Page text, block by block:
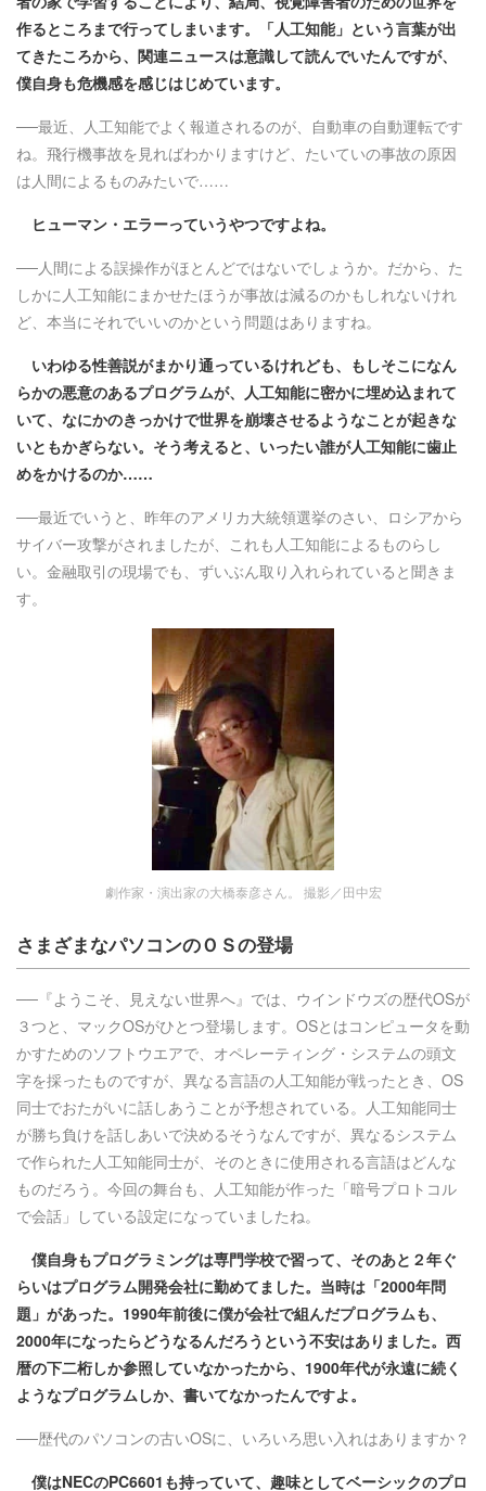
作るところまで行ってしまいます。「人工知能」という言葉が出
てきたころから、関連ニュースは意識して読んでいたんですが、
僕自身も危機感を感じはじめています。
──最近、人工知能でよく報道されるのが、自動車の自動運転です
ね。飛行機事故を見ればわかりますけど、たいていの事故の原因
は人間によるものみたいで……
ヒューマン・エラーっていうやつですよね。
──人間による誤操作がほとんどではないでしょうか。だから、た
しかに人工知能にまかせたほうが事故は減るのかもしれないけれ
ど、本当にそれでいいのかという問題はありますね。
いわゆる性善説がまかり通っているけれども、もしそこになん
らかの悪意のあるプログラムが、人工知能に密かに埋め込まれて
いて、なにかのきっかけで世界を崩壊させるようなことが起きな
いともかぎらない。そう考えると、いったい誰が人工知能に歯止
めをかけるのか……
──最近でいうと、昨年のアメリカ大統領選挙のさい、ロシアから
サイバー攻撃がされましたが、これも人工知能によるものらし
い。金融取引の現場でも、ずいぶん取り入れられていると聞きま
す。
劇作家・演出家の大橋泰彦さん。 撮影／田中宏
さまざまなパソコンのＯＳの登場
──『ようこそ、見えない世界へ』では、ウインドウズの歴代OSが
３つと、マックOSがひとつ登場します。OSとはコンピュータを動
かすためのソフトウエアで、オペレーティング・システムの頭文
字を採ったものですが、異なる言語の人工知能が戦ったとき、OS
同士でおたがいに話しあうことが予想されている。人工知能同士
が勝ち負けを話しあいで決めるそうなんですが、異なるシステム
で作られた人工知能同士が、そのときに使用される言語はどんな
ものだろう。今回の舞台も、人工知能が作った「暗号プロトコル
で会話」している設定になっていましたね。
僕自身もプログラミングは専門学校で習って、そのあと２年ぐ
らいはプログラム開発会社に勤めてました。当時は「2000年問
題」があった。1990年前後に僕が会社で組んだプログラムも、
2000年になったらどうなるんだろうという不安はありました。西
暦の下二桁しか参照していなかったから、1900年代が永遠に続く
ようなプログラムしか、書いてなかったんですよ。
──歴代のパソコンの古いOSに、いろいろ思い入れはありますか？
僕はNECのPC6601も持っていて、趣味としてベーシックのプロ